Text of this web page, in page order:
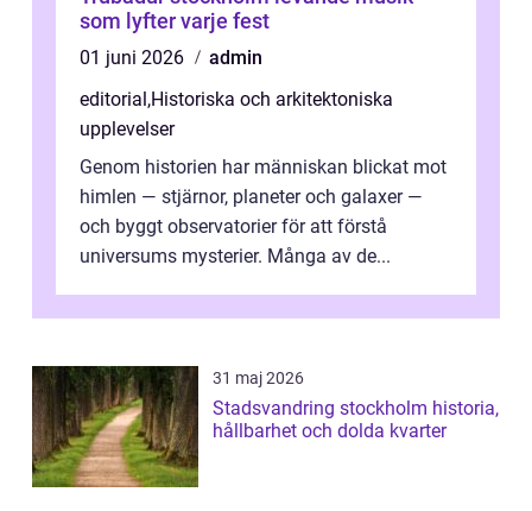
som lyfter varje fest
01 juni 2026
admin
editorial ,Historiska och arkitektoniska
upplevelser
Genom historien har människan blickat mot
himlen — stjärnor, planeter och galaxer —
och byggt observatorier för att förstå
universums mysterier. Många av de...
31 maj 2026
Stadsvandring stockholm historia,
hållbarhet och dolda kvarter